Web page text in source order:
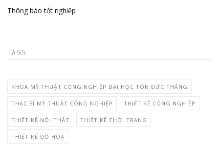
Thông báo tốt nghiệp
TAGS
KHOA MỸ THUẬT CÔNG NGHIỆP ĐẠI HỌC TÔN ĐỨC THẮNG
THẠC SĨ MỸ THUẬT CÔNG NGHIỆP THIẾT KẾ CÔNG NGHIỆP
THIẾT KẾ NỘI THẤT THIẾT KẾ THỜI TRANG
THIẾT KẾ ĐỒ HOẠ